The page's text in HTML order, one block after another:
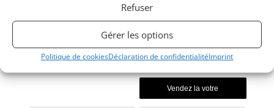
Refuser
Gérer les options
Politique de cookiesDéclaration de confidentialitéImprint
VILLEFRANCHE/SAÔNE
Modifier mon annonce